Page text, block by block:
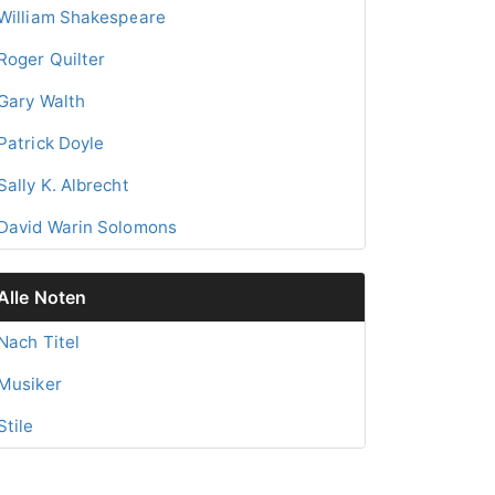
Shakespeare
Quilter
Walth
Doyle
K. Albrecht
Warin Solomons
Noten
Titel